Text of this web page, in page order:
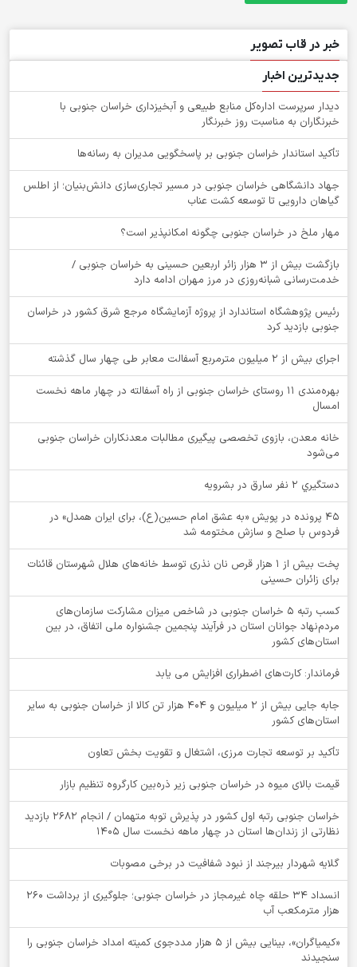
خبر در قاب تصویر
جدیدترین اخبار
دیدار سرپرست اداره‌کل منابع طبیعی و آبخیزداری خراسان جنوبی با
خبرنگاران به مناسبت روز خبرنگار
تأکید استاندار خراسان جنوبی بر پاسخگویی مدیران به رسانه‌ها
جهاد دانشگاهی خراسان جنوبی در مسیر تجاری‌سازی دانش‌بنیان؛ از اطلس
گیاهان دارویی تا توسعه کشت عناب
‌مهار ملخ در خراسان جنوبی چگونه امکانپذیر است؟
بازگشت بیش از ۳ هزار زائر اربعین حسینی به خراسان جنوبی /
خدمت‌رسانی شبانه‌روزی در مرز مهران ادامه دارد
رئیس پژوهشگاه استاندارد از پروژه آزمایشگاه مرجع شرق کشور در خراسان
جنوبی بازدید کرد
اجرای بیش از ۲ میلیون مترمربع آسفالت معابر طی چهار سال گذشته
بهره‌مندی ۱۱ روستای خراسان جنوبی از راه آسفالته در چهار ماهه نخست
امسال
خانه معدن، بازوی تخصصی پیگیری مطالبات معدنکاران خراسان جنوبی
می‌شود
دستگيري 2 نفر سارق در بشرويه
۴۵ پرونده در پویش «به عشق امام حسین(ع)، برای ایران همدل» در
فردوس با صلح و سازش مختومه شد
پخت بیش از 1 هزار قرص نان نذری توسط خانه‌های هلال شهرستان قائنات
برای زائران حسینی
کسب رتبه ۵ خراسان جنوبی در شاخص میزان مشارکت سازمان‌های
مردم‌نهاد جوانان استان در فرآیند پنجمین جشنواره ملی اتفاق، در بین
استان‌های کشور
فرماندار: کارت‌های اضطراری افزایش می یابد
جابه جایی بیش از 2 میلیون و 404 هزار تن کالا از خراسان جنوبی به سایر
استان‌های کشور
تأکید بر توسعه تجارت مرزی، اشتغال و تقویت بخش تعاون
قیمت بالای میوه در خراسان جنوبی زیر ذره‌بین کارگروه تنظیم بازار
خراسان جنوبی رتبه اول کشور در پذیرش توبه متهمان / انجام ۲۶۸۲ بازدید
نظارتی از زندان‌ها استان در چهار ماهه نخست سال 1405
گلایه شهردار بیرجند از نبود شفافیت در برخی مصوبات
انسداد ۳۴ حلقه چاه غیرمجاز در خراسان جنوبی؛ جلوگیری از برداشت ۲۶۰
هزار مترمکعب آب
«کیمیاگران»، بینایی بیش از ۵ هزار مددجوی کمیته امداد خراسان جنوبی را
سنجیدند